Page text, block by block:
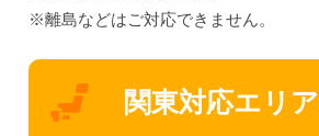
※離島などはご対応できません。
関東対応エリア